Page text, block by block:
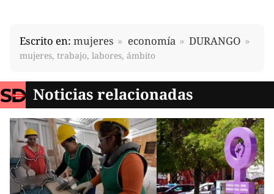
Escrito en: mujeres economía DURANGO
mujeres, trabajo, labores, ámbito
Noticias relacionadas